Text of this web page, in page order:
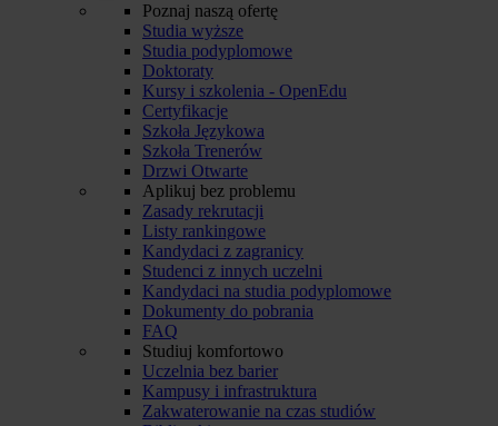
Poznaj naszą ofertę
Studia wyższe
Studia podyplomowe
Doktoraty
Kursy i szkolenia - OpenEdu
Certyfikacje
Szkoła Językowa
Szkoła Trenerów
Drzwi Otwarte
Aplikuj bez problemu
Zasady rekrutacji
Listy rankingowe
Kandydaci z zagranicy
Studenci z innych uczelni
Kandydaci na studia podyplomowe
Dokumenty do pobrania
FAQ
Studiuj komfortowo
Uczelnia bez barier
Kampusy i infrastruktura
Zakwaterowanie na czas studiów